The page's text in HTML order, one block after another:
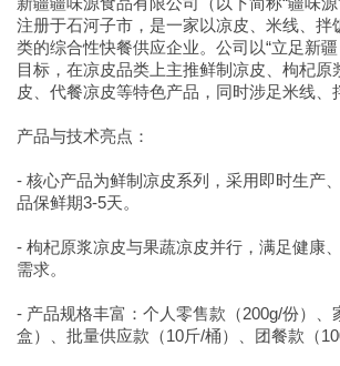
注册于石河子市，是一家以凉皮、米线、拌
类的综合性快餐供应企业。公司以“立足新
目标，在凉皮品类上主推鲜制凉皮、枸杞原
皮、代餐凉皮等特色产品，同时涉足米线、
产品与技术亮点：
- 核心产品为鲜制凉皮系列，采用即时生产
品保鲜期3-5天。
- 枸杞原浆凉皮与果蔬凉皮并行，满足健康
需求。
- 产品规格丰富：个人零售款（200g/份）、
盒）、批量供应款（10斤/桶）、团餐款（